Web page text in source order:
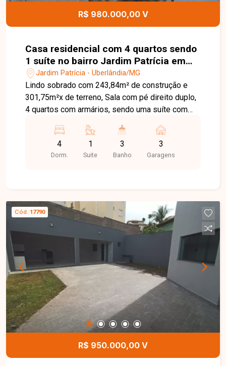
R$ 980.000,00 V
Casa residencial com 4 quartos sendo
1 suíte no bairro Jardim Patrícia em
Uberlândia - MG.
Jardim Patrícia - Uberlândia/MG
Lindo sobrado com 243,84m² de construção e
301,75m²x de terreno, Sala com pé direito duplo,
4 quartos com armários, sendo uma suíte com
com churrasqueira, lavabo, piscina, 4 vagas de
garagem.4
Dorm.
1
Suite
3
Banho
3
Garagens
Cód. 17790
R$ 950.000,00 V